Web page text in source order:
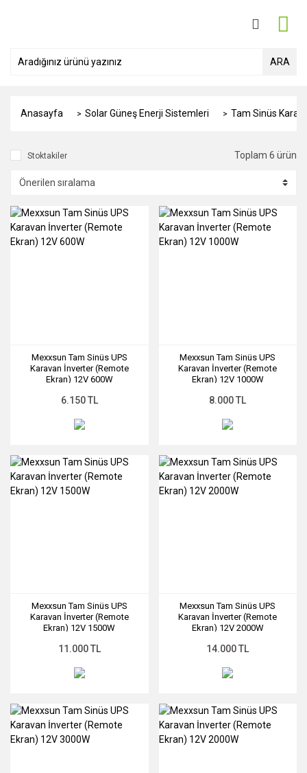
ARA
Anasayfa Solar Güneş Enerji Sistemleri Tam Sinüs
Stoktakiler Toplam 6 ürün
Mexxsun Tam Sinüs UPS
Karavan İnverter (Remote
Ekran) 12V 600W
6.150 TL
Mexxsun Tam Sinüs UPS
Karavan İnverter (Remote
Ekran) 12V 1000W
8.000 TL
Mexxsun Tam Sinüs UPS
Karavan İnverter (Remote
Ekran) 12V 1500W
11.000 TL
Mexxsun Tam Sinüs UPS
Karavan İnverter (Remote
Ekran) 12V 2000W
14.000 TL